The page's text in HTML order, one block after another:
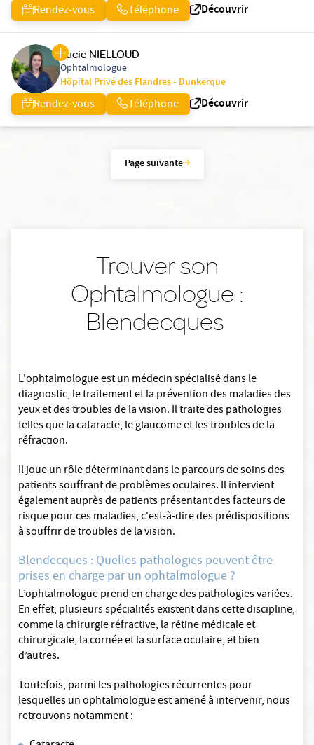
Rendez-vous Téléphone Découvrir
Lucie NIELLOUD
Ophtalmologue
Hôpital Privé des Flandres - Dunkerque
Rendez-vous Téléphone Découvrir
Page suivante
Trouver son
Ophtalmologue :
Blendecques
L'ophtalmologue est un médecin spécialisé dans le
diagnostic, le traitement et la prévention des maladies des
yeux et des troubles de la vision. Il traite des pathologies
telles que la cataracte, le glaucome et les troubles de la
réfraction.
Il joue un rôle déterminant dans le parcours de soins des
patients souffrant de problèmes oculaires. Il intervient
également auprès de patients présentant des facteurs de
risque pour ces maladies, c'est-à-dire des prédispositions
à souffrir de troubles de la vision.
Blendecques : Quelles pathologies peuvent être
prises en charge par un ophtalmologue ?
L’ophtalmologue prend en charge des pathologies variées.
En effet, plusieurs spécialités existent dans cette discipline,
comme la chirurgie réfractive, la rétine médicale et
chirurgicale, la cornée et la surface oculaire, et bien
d’autres.
Toutefois, parmi les pathologies récurrentes pour
lesquelles un ophtalmologue est amené à intervenir, nous
retrouvons notamment :